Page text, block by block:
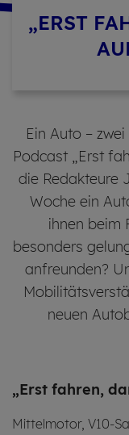
„ERST
Ein Auto –
Podcast „Erst
die Redakteure
Woche ein
ihnen beim
besonders
anfreunden?
neuen
„Erst fah­ren,
Mittelmotor, V10-